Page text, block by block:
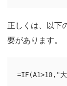
正しくは、以下
要があります。
=IF(A1>10,"